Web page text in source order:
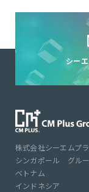
シー
株式会社シーエムプ
シンガポール グル
ベトナム
インドネシア